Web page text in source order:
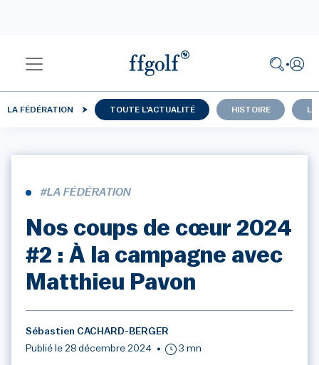
LA FÉDÉRATION TOUTE L'ACTUALITÉ HISTOIRE
#LA FÉDÉRATION
Nos coups de cœur 2024
#2 : À la campagne avec
Matthieu Pavon
Sébastien CACHARD-BERGER
Publié le 28 décembre 2024
3 mn